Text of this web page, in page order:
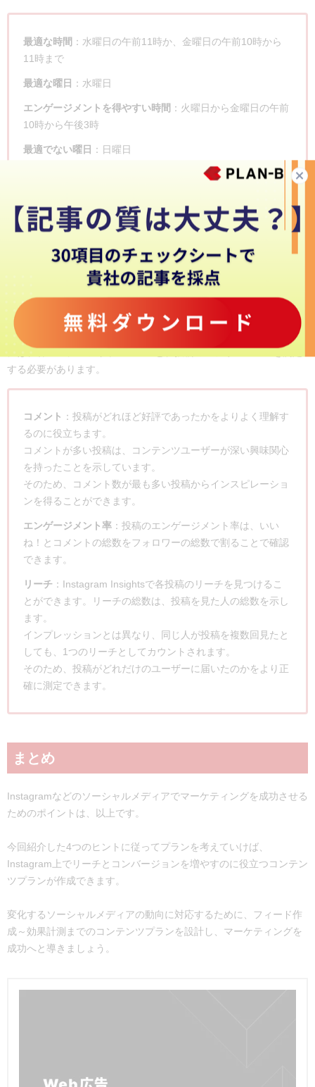
最適な時間 ：水曜日の午前11時か、金曜日の午前10時から
11時まで
最適な曜日 ：水曜日
エンゲージメントを得やすい時間 ：火曜日から金曜日の午前
10時から午後3時
最適でない曜日 ：日曜日
：午後11時から午前3時ま
4.結果を測定する
Instagramマーケティングを成功させるポイントの最後は、測定で
す。
コンテンツの作成、タイミング、ハッシュタグの最適化を改善する
には、各コンテンツキャンペーンと、投稿のパフォーマンスを測定
する必要があります。
コメント ：投稿がどれほど好評であったかをよりよく理解す
るのに役立ちます。
コメントが多い投稿は、コンテンツユーザーが深い興味関心
を持ったことを示しています。
そのため、コメント数が最も多い投稿からインスピレーショ
ンを得ることができます。
エンゲージメント率：投稿のエンゲージメント率は、いい
ね！とコメントの総数をフォロワーの総数で割ることで確認
できます。
リーチ：Instagram Insightsで各投稿のリーチを見つけるこ
とができます。リーチの総数は、投稿を見た人の総数を示し
ます。
インプレッションとは異なり、同じ人が投稿を複数回見たと
しても、1つのリーチとしてカウントされます。
そのため、投稿がどれだけのユーザーに届いたのかをより正
確に測定できます。
まとめ
Instagramなどのソーシャルメディアでマーケティングを成功させる
ためのポイントは、以上です。
今回紹介した4つのヒントに従ってプランを考えていけば、
Instagram上でリーチとコンバージョンを増やすのに役立つコンテン
ツプランが作成できます。
変化するソーシャルメディアの動向に対応するために、フィード作
成～効果計測までのコンテンツプランを設計し、マーケティングを
成功へと導きましょう。